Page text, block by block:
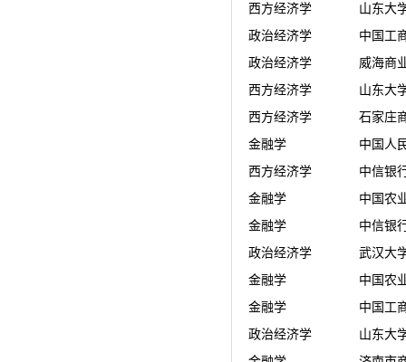
西方经济学
山东大
政治经济学
中国工
政治经济学
威海商
西方经济学
山东大
西方经济学
石家庄
金融学
中国人
西方经济学
中信银
金融学
中国农
金融学
中信银
政治经济学
武汉大
金融学
中国农
金融学
中国工
政治经济学
山东大